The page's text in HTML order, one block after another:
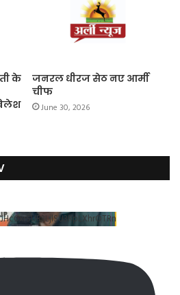
के
जनरल धीरज सेठ नए आर्मी
चीफ
June 30, 2026